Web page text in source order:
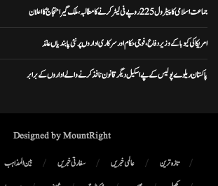
جماعت اسلامی کا پیٹرول 225 روپے فی لیٹر کرنے کا مطالبہ، ملک گیر احتجاج کا اعلان
امریکا کی کیوبا کے وزیر دفاع، فوجی حکام اور سرکاری اداروں پر نئی پابندیاں عائد
پاکستان ریلوے پولیس کے پے اسکیل دیگر قانون نافذ کرنے والے اداروں کے برابر
Designed by MountRight
تازہ ترین عالمی خبریں سفارتی خبریں بین المذاہب